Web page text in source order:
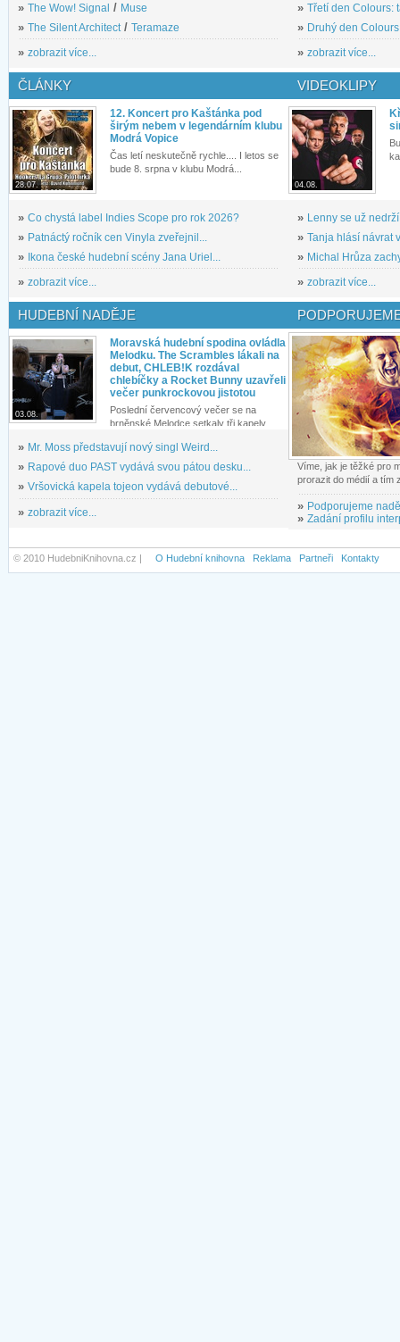
» The Wow! Signal / Muse
» The Silent Architect / Teramaze
» zobrazit více...
» Třetí den Colours:
» Druhý den
» zobrazit více...
ČLÁNKY
28.07.
12. Koncert pro Kaštánka pod
širým nebem v legendárním klubu
Modrá Vopice
Čas letí neskutečně rychle.... I letos se
bude 8. srpna v klubu Modrá...
» Co chystá label Indies Scope pro rok 2026?
» Patnáctý ročník cen Vinyla zveřejnil...
»
Ikona české hudební scény Jana Uriel...
» zobrazit více...
VIDEOKLIPY
04.08.
» Lenny se už
» Tanja hlásí návrat
» Michal Hrůza
» zobrazit více...
HUDEBNÍ NADĚJE
03.08.
Moravská hudební spodina ovládla
Melodku. The Scrambles lákali na
debut, CHLEB!K rozdával
chlebíčky a Rocket Bunny uzavřeli
večer punkrockovou jistotou
Poslední červencový večer se na
brněnské Melodce setkaly tři kapely...
» Mr. Moss představují nový singl Weird...
» Rapové duo PAST vydává svou pátou desku...
» Vršovická kapela tojeon vydává debutové...
» zobrazit více...
Víme, jak je těžké pro
prorazit do médií a tím
» Podporujeme
» Zadání profilu
© 2010 HudebniKnihovna.cz | O Hudební knihovna Reklama Partneři Kontakty